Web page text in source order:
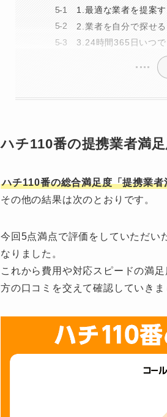
1.最適な業者を提案す
2.業者を自分で探せる
3.24時間365日いつ
ハチ110番の提携業者満
ハチ110番の総合満足度「提携業
その他の結果は次のとおりです。
今回5点満点で評価をしていただい
なりました。
これから費用や対応スピードの満
方の口コミを交えて確認していきま